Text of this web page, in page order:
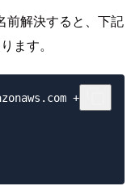
前解決すると、下記
ます。
+short